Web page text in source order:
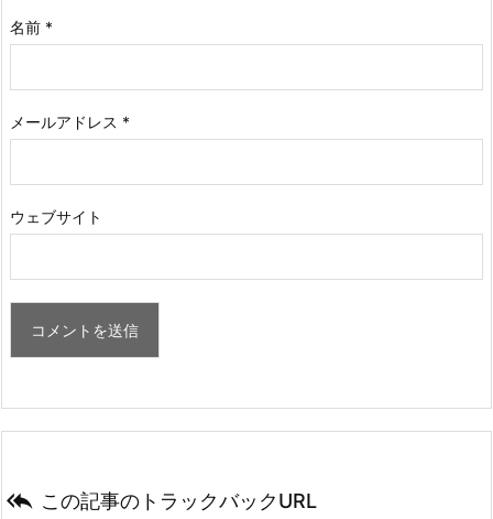
名前 *
メールアドレス *
ウェブサイト
 この記事のトラックバックURL